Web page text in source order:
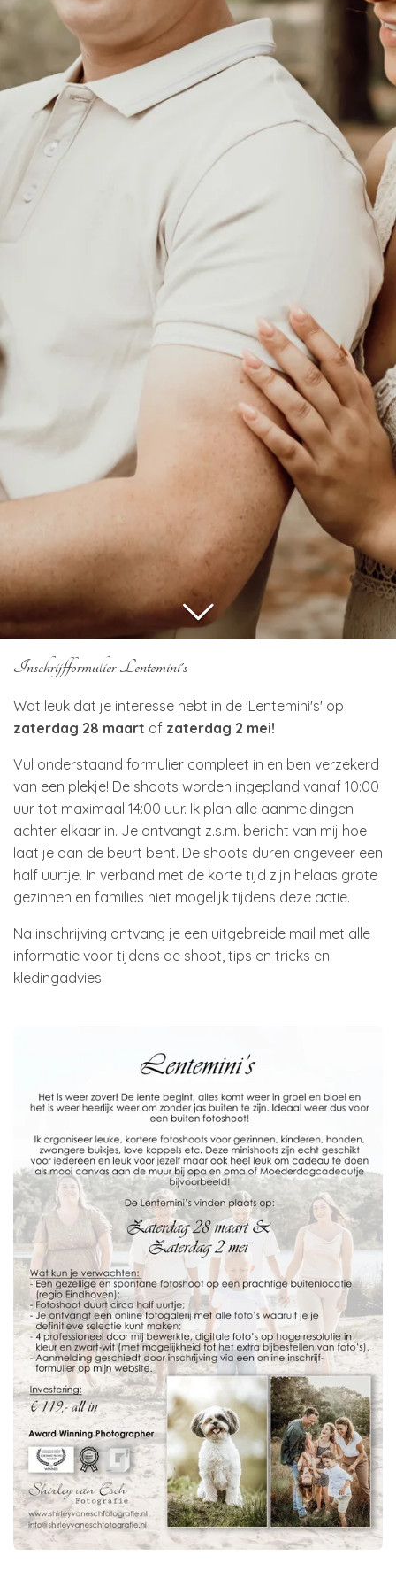
Inschrijfformulier Lentemini's
Wat leuk dat je interesse hebt in de 'Lentemini's' op
zaterdag 28 maart of zaterdag 2 mei!
Vul onderstaand formulier compleet in en ben verzekerd
van een plekje! De shoots worden ingepland vanaf 10:00
uur tot maximaal 14:00 uur. Ik plan alle aanmeldingen
achter elkaar in. Je ontvangt z.s.m. bericht van mij hoe
laat je aan de beurt bent. De shoots duren ongeveer een
half uurtje. In verband met de korte tijd zijn helaas grote
gezinnen en families niet mogelijk tijdens deze actie.
Na inschrijving ontvang je een uitgebreide mail met alle
informatie voor tijdens de shoot, tips en tricks en
kledingadvies!